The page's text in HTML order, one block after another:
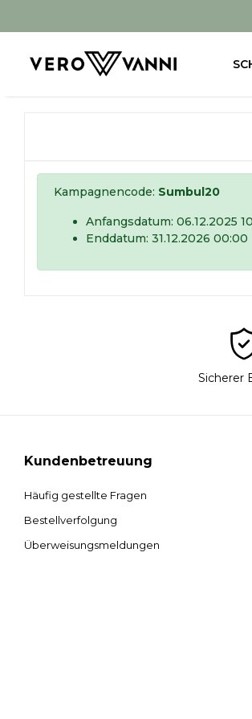
Kampagnencode: Sumbul20
Anfangsdatum: 06.12.2025
Enddatum: 31.12.2026 00:00
Sicherer
Kundenbetreuung
Häufig gestellte Fragen
Bestellverfolgung
Überweisungsmeldungen